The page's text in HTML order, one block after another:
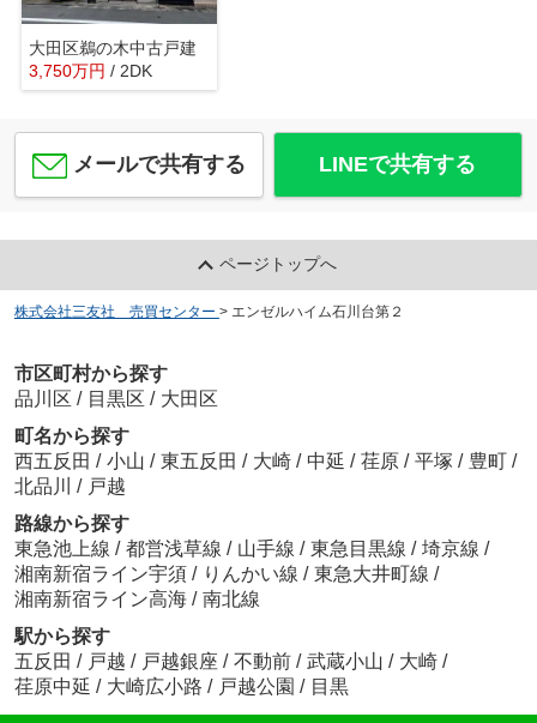
大田区鵜の木中古戸建
3,750万円 / 2DK
メールで共有する LINEで共有する
ページトップへ
株式会社三友社 売買センター > エンゼルハイム石川台第２
市区町村から探す
品川区 / 目黒区 / 大田区
町名から探す
西五反田 / 小山 / 東五反田 / 大崎 / 中延 / 荏原 / 平塚 / 豊町 /
北品川 / 戸越
路線から探す
東急池上線 / 都営浅草線 / 山手線 / 東急目黒線 / 埼京線 /
湘南新宿ライン宇須 / りんかい線 / 東急大井町線 /
湘南新宿ライン高海 / 南北線
駅から探す
五反田 / 戸越 / 戸越銀座 / 不動前 / 武蔵小山 / 大崎 /
荏原中延 / 大崎広小路 / 戸越公園 / 目黒